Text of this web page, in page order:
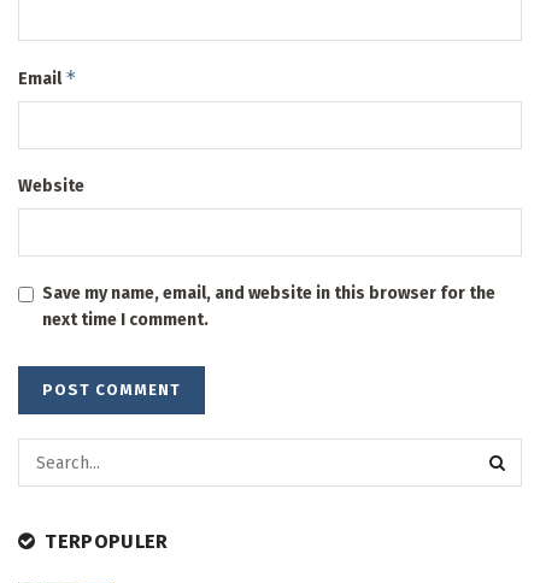
Email*
Website
Save my name, email, and website in this browser for the
next time I comment.
TERPOPULER